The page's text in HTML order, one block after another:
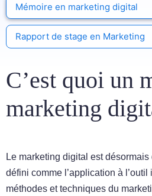
Mémoire en marketing digital
Rapport de stage en Marketing
C’est quoi un
marketing
Le marketing digital est
défini comme l’application à
méthodes et techniques du